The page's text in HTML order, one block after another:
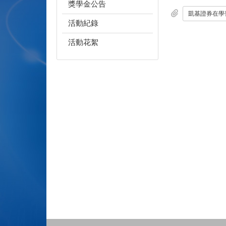
獎學金公告
活動紀錄
活動花絮